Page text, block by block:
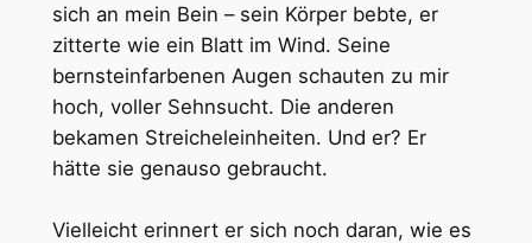
sich an mein Bein – sein Körper bebte, er
zitterte wie ein Blatt im Wind. Seine
bernsteinfarbenen Augen schauten zu mir
hoch, voller Sehnsucht. Die anderen
bekamen Streicheleinheiten. Und er? Er
hätte sie genauso gebraucht.
Vielleicht erinnert er sich noch daran, wie es